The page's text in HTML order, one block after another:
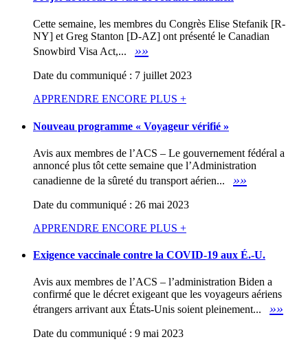
Cette semaine, les membres du Congrès Elise Stefanik [R-
NY] et Greg Stanton [D-AZ] ont présenté le Canadian
Snowbird Visa Act,... »»
Date du communiqué : 7 juillet 2023
APPRENDRE ENCORE PLUS +
Nouveau programme « Voyageur vérifié »
Avis aux membres de l’ACS – Le gouvernement fédéral a
annoncé plus tôt cette semaine que l’Administration
canadienne de la sûreté du transport aérien... »»
Date du communiqué : 26 mai 2023
APPRENDRE ENCORE PLUS +
Exigence vaccinale contre la COVID-19 aux É.-U.
Avis aux membres de l’ACS – l’administration Biden a
confirmé que le décret exigeant que les voyageurs aériens
étrangers arrivant aux États-Unis soient pleinement... »»
Date du communiqué : 9 mai 2023